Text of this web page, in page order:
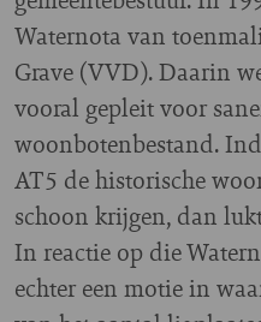
Waternota van
Grave (VVD). Daarin
vooral gepleit voor
woonbotenbestand.
AT5 de historische
schoon krijgen, dan
In reactie op die
echter een motie in